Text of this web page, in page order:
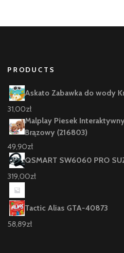
PRODUCTS
Askato Zabawka do wody
31,00zł
Malplay Piesek
Brązowy (216803)
49,90zł
QSMART SW6060 PRO
319,00zł
Tactic Alias GTA-40873
58,89zł